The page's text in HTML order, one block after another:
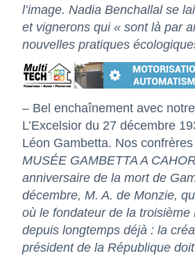
l’image. Nadia Benchallal se
et vignerons qui « sont là par
nouvelles pratiques
– Bel enchaînement avec
L’Excelsior du 27 décembre
Léon Gambetta. Nos
MUSÉE GAMBETTA A
anniversaire de la mort de
décembre, M. A. de Monzie,
où le fondateur de la troisième
depuis longtemps déjà : la
président de la République